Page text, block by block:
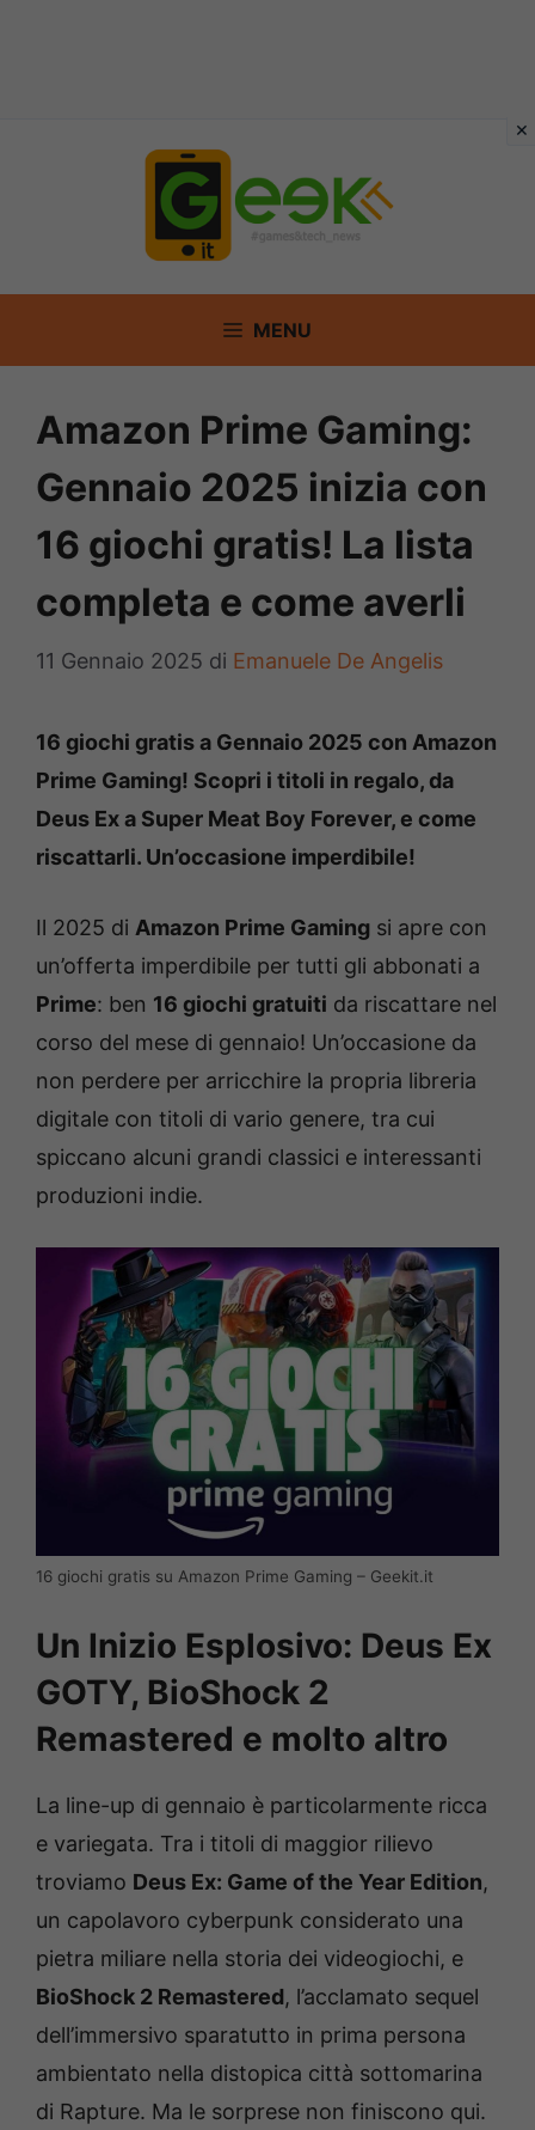
MENU
Amazon Prime Gaming:
Gennaio 2025 inizia con
16 giochi gratis! La lista
completa e come averli
11 Gennaio 2025 di Emanuele De Angelis
16 giochi gratis a Gennaio 2025 con Amazon
Prime Gaming! Scopri i titoli in regalo, da
Deus Ex a Super Meat Boy Forever, e come
riscattarli. Un’occasione imperdibile!
Il 2025 di Amazon Prime Gaming si apre con
un’offerta imperdibile per tutti gli abbonati a
Prime: ben 16 giochi gratuiti da riscattare nel
corso del mese di gennaio! Un’occasione da
non perdere per arricchire la propria libreria
digitale con titoli di vario genere, tra cui
spiccano alcuni grandi classici e interessanti
produzioni indie.
16 giochi gratis su Amazon Prime Gaming – Geekit.it
Un Inizio Esplosivo: Deus Ex
GOTY, BioShock 2
Remastered e molto altro
La line-up di gennaio è particolarmente ricca
e variegata. Tra i titoli di maggior rilievo
troviamo Deus Ex: Game of the Year Edition,
un capolavoro cyberpunk considerato una
pietra miliare nella storia dei videogiochi, e
BioShock 2 Remastered, l’acclamato sequel
dell’immersivo sparatutto in prima persona
ambientato nella distopica città sottomarina
di Rapture. Ma le sorprese non finiscono qui.